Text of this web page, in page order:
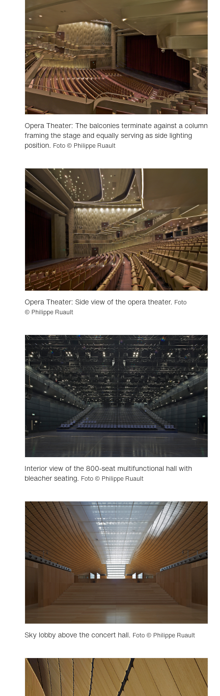
Opera Theater: The balconies terminate against a column
framing the stage and equally serving as side lighting
position. Foto © Philippe Ruault
Opera Theater: Side view of the opera theater. Foto
© Philippe Ruault
Interior view of the 800-seat multifunctional hall with
bleacher seating. Foto © Philippe Ruault
Sky lobby above the concert hall. Foto © Philippe Ruault